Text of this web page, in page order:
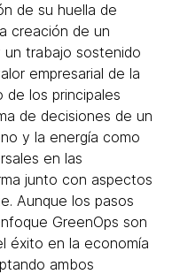
de su huella de
creación de un
trabajo sostenido
empresarial de la
los principales
de decisiones de un
y la energía como
en las
junto con aspectos
Aunque los pasos
GreenOps son
éxito en la economía
ambos